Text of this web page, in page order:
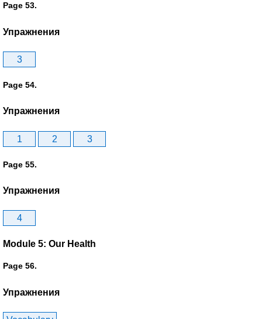
Page 53.
Упражнения
3
Page 54.
Упражнения
1 2 3
Page 55.
Упражнения
4
Module 5: Our Health
Page 56.
Упражнения